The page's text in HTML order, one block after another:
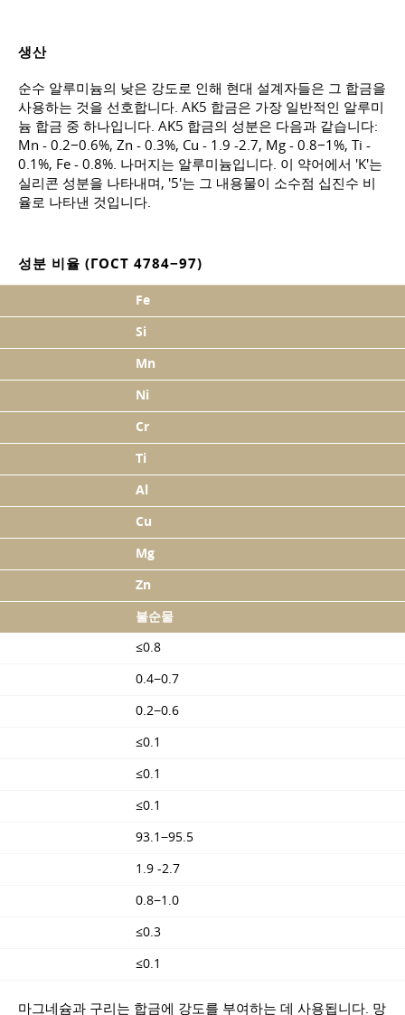
생산
순수 알루미늄의 낮은 강도로 인해 현대 설계자들은 그 합금을
사용하는 것을 선호합니다. AK5 합금은 가장 일반적인 알루미
늄 합금 중 하나입니다. AK5 합금의 성분은 다음과 같습니다:
Mn - 0.2−0.6%, Zn - 0.3%, Cu - 1.9 -2.7, Mg - 0.8−1%, Ti -
0.1%, Fe - 0.8%. 나머지는 알루미늄입니다. 이 약어에서 'K'는
실리콘 성분을 나타내며, '5'는 그 내용물이 소수점 십진수 비
율로 나타낸 것입니다.
성분 비율 (ГОСТ 4784−97)
Fe
Si
Mn
Ni
Cr
Ti
Al
Cu
Mg
Zn
불순물
≤0.8
0.4−0.7
0.2−0.6
≤0.1
≤0.1
≤0.1
93.1−95.5
1.9 -2.7
0.8−1.0
≤0.3
≤0.1
마그네슘과 구리는 합금에 강도를 부여하는 데 사용됩니다. 망